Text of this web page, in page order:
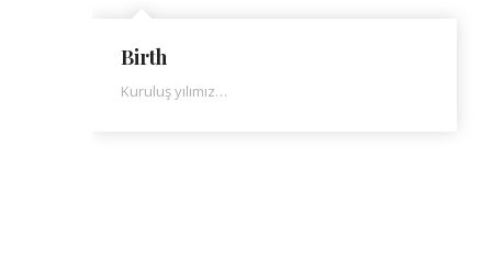
Birth
Kuruluş yılımız…